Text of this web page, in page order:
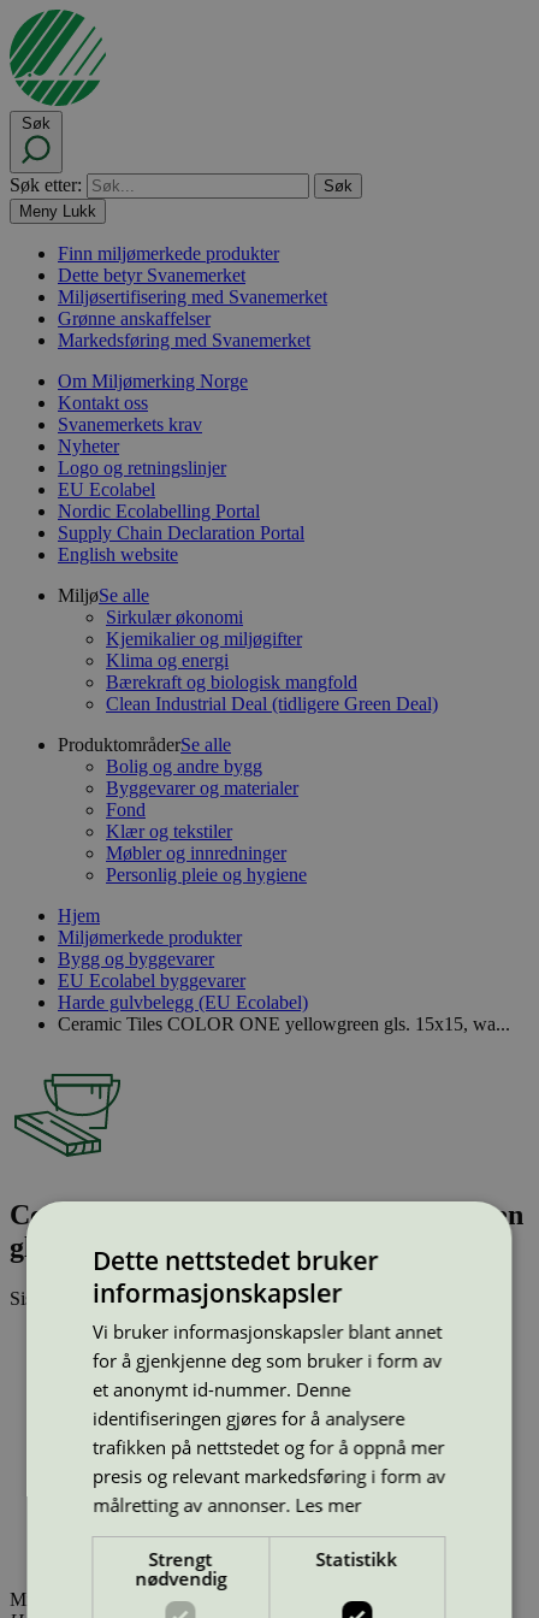
Søk
Søk etter:
Meny Lukk
Finn miljømerkede produkter
Dette betyr Svanemerket
Miljøsertifisering med Svanemerket
Grønne anskaffelser
Markedsføring med Svanemerket
Om Miljømerking Norge
Kontakt oss
Svanemerkets krav
Nyheter
Logo og retningslinjer
EU Ecolabel
Nordic Ecolabelling Portal
Supply Chain Declaration Portal
English website
MiljøSe alle
Sirkulær økonomi
Kjemikalier og miljøgifter
Klima og energi
Bærekraft og biologisk mangfold
Clean Industrial Deal (tidligere Green Deal)
ProduktområderSe alle
Bolig og andre bygg
Byggevarer og materialer
Fond
Klær og tekstiler
Møbler og innredninger
Personlig pleie og hygiene
Hjem
Miljømerkede produkter
Bygg og byggevarer
EU Ecolabel byggevarer
Harde gulvbelegg (EU Ecolabel)
Ceramic Tiles COLOR ONE yellowgreen gls. 15x15, wa...
Ceramic Tiles COLOR ONE yellowgreen
gls. 15x15, wall tile, 148x148x6
Sist oppdatert05 sep 2024
Strekkode (GTIN):
8590596140300
Vis alle GTIN Vis færre GTIN
Harde gulvbelegg (EU Ecolabel)
Lisensnummer: CZ/021/003
Miljømerke: EU Ecolabel
Merkevare: RAKO
Lisensinnehaver:
LASSELSBERGER, s.r.o.
Lisensinnehaver nettside: https://www.rako.cz
Tilgjengelig i: Norge, Sverige, Finland, Danmark, Utenfor
Miljømerking Norge
Dette nettstedet bruker
informasjonskapsler
Vi bruker informasjonskapsler blant annet
for å gjenkjenne deg som bruker i form av
et anonymt id-nummer. Denne
identifiseringen gjøres for å analysere
trafikken på nettstedet og for å oppnå mer
presis og relevant markedsføring i form av
målretting av annonser. Les mer
Strengt
nødvendig
Statistikk